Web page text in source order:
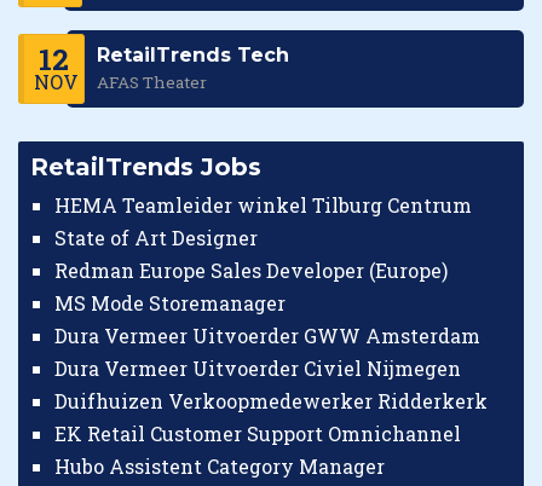
12
NOV
RetailTrends Tech
AFAS Theater
RetailTrends Jobs
HEMA Teamleider winkel Tilburg Centrum
State of Art Designer
Redman Europe Sales Developer (Europe)
MS Mode Storemanager
Dura Vermeer Uitvoerder GWW Amsterdam
Dura Vermeer Uitvoerder Civiel Nijmegen
Duifhuizen Verkoopmedewerker Ridderkerk
EK Retail Customer Support Omnichannel
Hubo Assistent Category Manager